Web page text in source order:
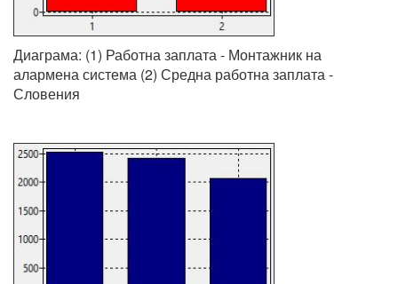
Диаграма: (1) Работна заплата - Монтажник на
алармена система (2) Средна работна заплата -
Словения